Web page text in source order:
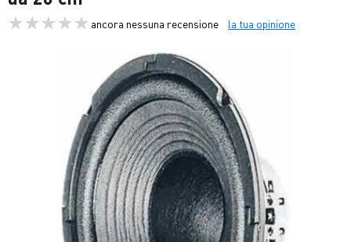
ancora nessuna recensione la tua opinione